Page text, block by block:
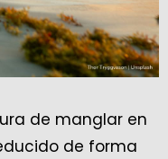
de manglar en
de forma